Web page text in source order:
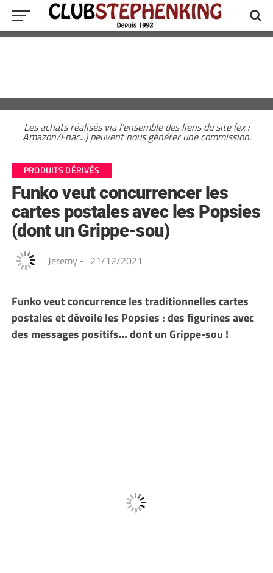
Les achats réalisés via l'ensemble des liens du site (ex :
Amazon/Fnac...) peuvent nous générer une commission.
PRODUITS DÉRIVÉS
Funko veut concurrencer les
cartes postales avec les Popsies
(dont un Grippe-sou)
Jeremy - 21/12/2021
Funko veut concurrence les traditionnelles cartes
postales et dévoile les Popsies : des figurines avec
des messages positifs… dont un Grippe-sou !